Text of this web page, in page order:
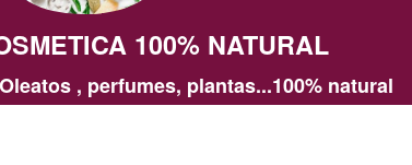
100% NATURAL
, perfumes, plantas...100% natural